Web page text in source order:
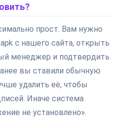
прост. Вам нужно
с нашего сайта, открыть
менеджер и подтвердить
вы ставили обычную
удалить её, чтобы
Иначе система
не установлено».